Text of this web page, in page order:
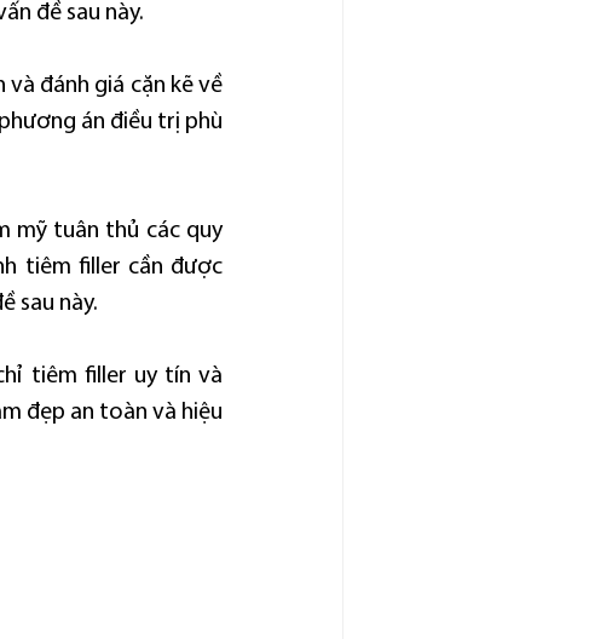
đề sau này.
và đánh giá cặn kẽ về
án điều trị phù
mỹ tuân thủ các quy
tiêm filler cần được
sau này.
tiêm filler uy tín và
đẹp an toàn và hiệu